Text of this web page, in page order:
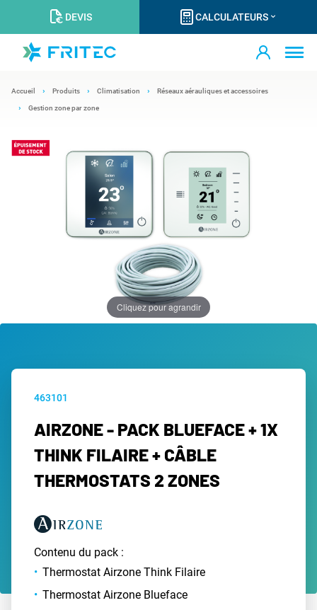
DEVIS CALCULATEURS
Accueil Produits Climatisation Réseaux aérauliques et accessoires
Gestion zone par zone
Cliquez pour agrandir
463101
AIRZONE - PACK BLUEFACE + 1X
THINK FILAIRE + CÂBLE
THERMOSTATS 2 ZONES
Contenu du pack :
Thermostat Airzone Think Filaire
Thermostat Airzone Blueface